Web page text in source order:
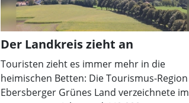
Der Landkreis zieht an
Touristen zieht es immer mehr in die
heimischen Betten: Die Tourismus-Region
Ebersberger Grünes Land verzeichnete im